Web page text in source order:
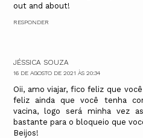
out and about!
RESPONDER
JÉSSICA SOUZA
16 DE AGOSTO DE 2021 ÀS 20:34
Oii, amo viajar, fico feliz que
feliz ainda que você tenha
vacina, logo será minha vez
bastante para o bloqueio que
Beijos!